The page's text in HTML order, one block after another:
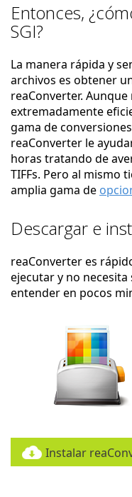
Entonces,
SGI?
La manera rápida y
archivos es obtener
reaConverter.
extremadamente
gama de
reaConverter le
horas tratando de
TIFFs. Pero al mismo
amplia gama de
Descargar e
reaConverter es
ejecutar y no
entender en pocos
Instalar